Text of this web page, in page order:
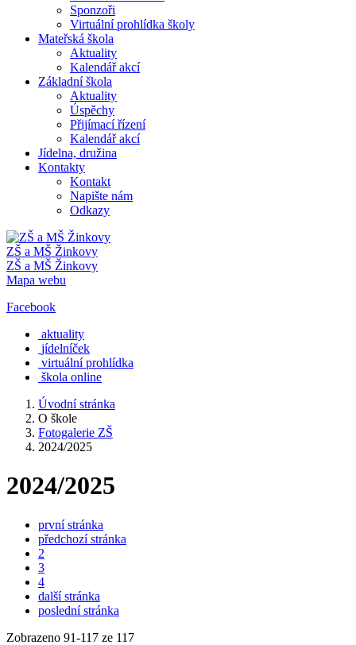
Sponzoři
Virtuální prohlídka školy
Mateřská škola
Aktuality
Kalendář akcí
Základní škola
Aktuality
Úspěchy
Přijímací řízení
Kalendář akcí
Jídelna, družina
Kontakty
Kontakt
Napište nám
Odkazy
ZŠ a MŠ Žinkovy
ZŠ a MŠ Žinkovy
Mapa webu
Facebook
aktuality
jídelníček
virtuální prohlídka
škola online
Úvodní stránka
O škole
Fotogalerie ZŠ
2024/2025
2024/2025
první stránka
předchozí stránka
2
3
4
další stránka
poslední stránka
Zobrazeno 91-117 ze 117